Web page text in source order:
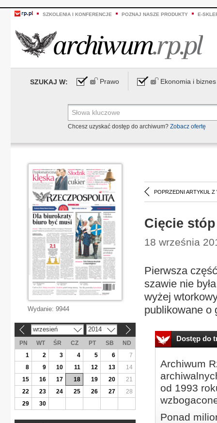
SZKOLENIA I KONFERENCJE POZNAJ NASZE PRODUKTY E-
SZUKAJ W: Prawo Ekonomia i biznes
Chcesz uzyskać dostęp do archiwum? Zobacz ofertę
POPRZEDNI ARTYKUŁ Z
Cięcie
18 września
Pierw­sza
sza­wie nie
wy­żej
pu­bli­ko­wa­ne o
Dostęp do
Archiwum
od 1993
Ponad
Wydanie: 9944
wrzesień 2014
PN WT ŚR CZ PT SB
ND
1
2 3 4 5 6
7
8
9 10 11 12 13
14
15
16 17 18 19 20
21
22
23 24 25 26 27
28
29
30